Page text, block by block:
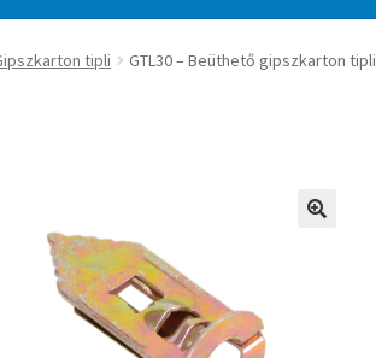
tipli GTL30 – Beüthető gipszkarton tipli